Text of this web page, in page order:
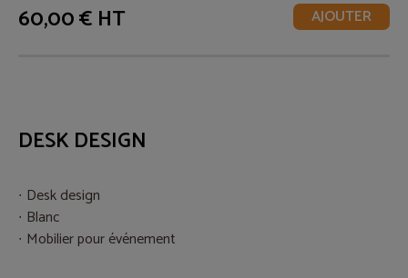
60,00 € HT AJOUTER
DESK DESIGN
Desk design
Blanc
Mobilier pour événement